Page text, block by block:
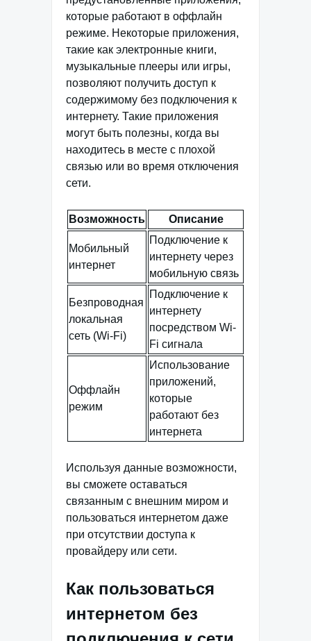
которые работают в оффлайн
режиме. Некоторые приложения,
такие как электронные книги,
музыкальные плееры или игры,
позволяют получить доступ к
содержимому без подключения к
интернету. Такие приложения
могут быть полезны, когда вы
находитесь в месте с плохой
связью или во время отключения
сети.
Возможность Описание
Мобильный
интернет
Подключение к
интернету через
мобильную связь
Безпроводная
локальная
сеть (Wi-Fi)
Подключение к
интернету
посредством Wi-
Fi сигнала
Оффлайн
режим
Использование
приложений,
которые
работают без
интернета
Используя данные возможности,
вы сможете оставаться
связанным с внешним миром и
пользоваться интернетом даже
при отсутствии доступа к
провайдеру или сети.
Как пользоваться
интернетом без